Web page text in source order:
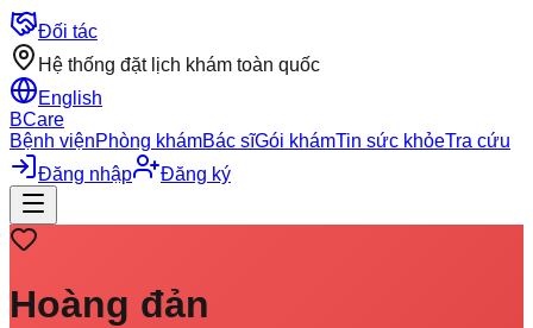
Đối tác
Hệ thống đặt lịch khám toàn quốc
English
BCare
Bệnh việnPhòng khámBác sĩGói khámTin sức khỏeTra cứu
Đăng nhập
Đăng ký
Hoàng đản